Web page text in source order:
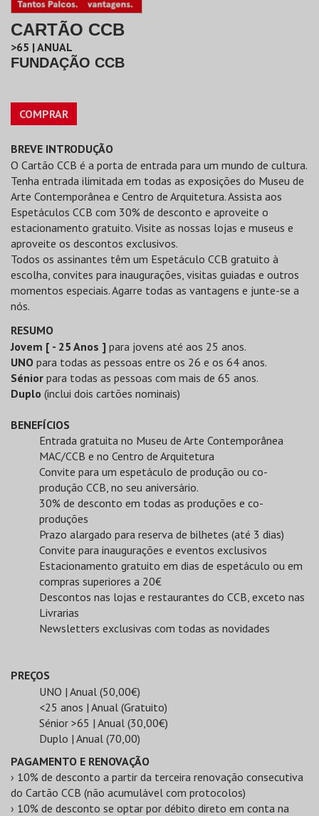
CARTÃO CCB
>65 | ANUAL
FUNDAÇÃO CCB
COMPRAR
BREVE INTRODUÇÃO
O Cartão CCB é a porta de entrada para um mundo de cultura.
Tenha entrada ilimitada em todas as exposições do Museu de
Arte Contemporânea e Centro de Arquitetura. Assista aos
Espetáculos CCB com 30% de desconto e aproveite o
estacionamento gratuito. Visite as nossas lojas e museus e
aproveite os descontos exclusivos.
Todos os assinantes têm um Espetáculo CCB gratuito à
escolha, convites para inaugurações, visitas guiadas e outros
momentos especiais. Agarre todas as vantagens e junte-se a
nós.
RESUMO
Jovem [ - 25 Anos ] para jovens até aos 25 anos.
UNO para todas as pessoas entre os 26 e os 64 anos.
Sénior para todas as pessoas com mais de 65 anos.
Duplo (inclui dois cartões nominais)
BENEFÍCIOS
Entrada gratuita no Museu de Arte Contemporânea
MAC/CCB e no Centro de Arquitetura
Convite para um espetáculo de produção ou co-
produção CCB, no seu aniversário.
30% de desconto em todas as produções e co-
produções
Prazo alargado para reserva de bilhetes (até 3 dias)
Convite para inaugurações e eventos exclusivos
Estacionamento gratuito em dias de espetáculo ou em
compras superiores a 20€
Descontos nas lojas e restaurantes do CCB, exceto nas
Livrarias
Newsletters exclusivas com todas as novidades
PREÇOS
UNO | Anual (50,00€)
<25 anos | Anual (Gratuito)
Sénior >65 | Anual (30,00€)
Duplo | Anual (70,00)
PAGAMENTO E RENOVAÇÃO
› 10% de desconto a partir da terceira renovação consecutiva
do Cartão CCB (não acumulável com protocolos)
› 10% de desconto se optar por débito direto em conta na